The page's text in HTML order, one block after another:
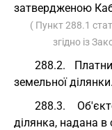
затвердженою
( Пункт 288.1
згідно із
288.2.
земельної ділянки.
288.3.
ділянка, надана в